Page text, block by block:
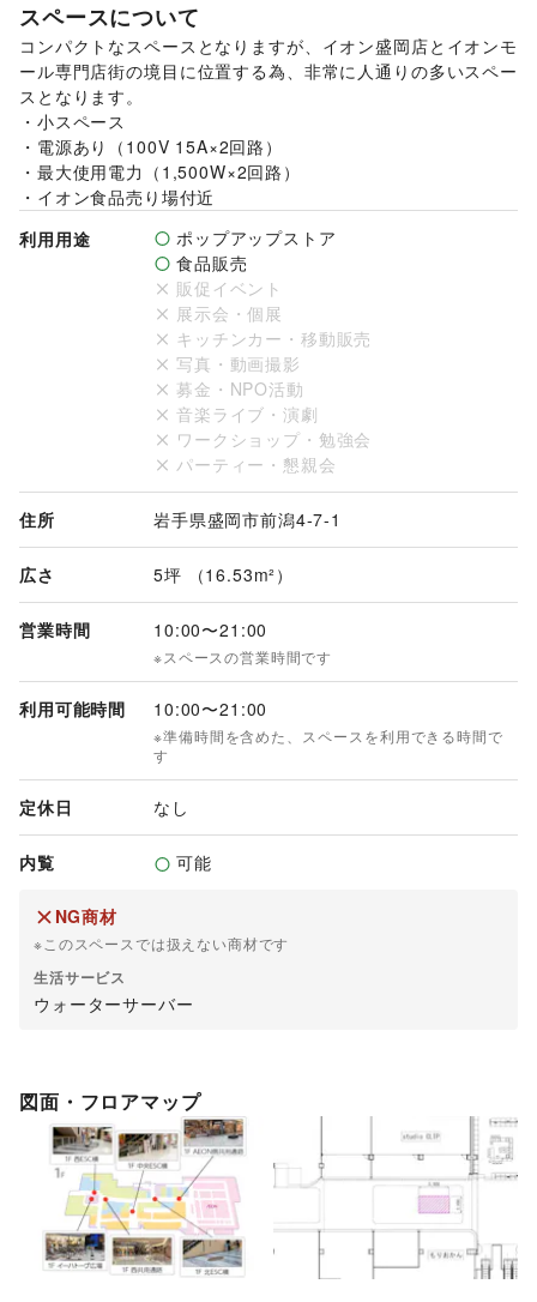
スペースについて
コンパクトなスペースとなりますが、イオン盛岡店とイオンモ
ール専門店街の境目に位置する為、非常に人通りの多いスペー
スとなります。
・小スペース
・電源あり（100V 15A×2回路）
・最大使用電力（1,500W×2回路）
・イオン食品売り場付近
利用用途
ポップアップストア
食品販売
販促イベント
展示会・個展
キッチンカー・移動販売
写真・動画撮影
募金・NPO活動
音楽ライブ・演劇
ワークショップ・勉強会
パーティー・懇親会
住所 岩手県盛岡市前潟4-7-1
広さ 5坪 （16.53m²）
営業時間 10:00〜21:00
※スペースの営業時間です
利用可能時間 10:00〜21:00
※準備時間を含めた、スペースを利用できる時間で
す
定休日 なし
内覧 可能
NG商材
※このスペースでは扱えない商材です
生活サービス
ウォーターサーバー
図面・フロアマップ